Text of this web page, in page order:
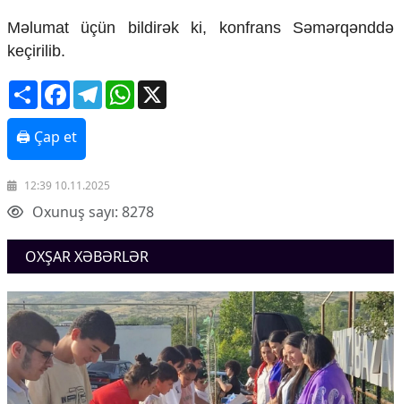
Energetika
Neft-qaz
Kənd təsərrüfatı
Hərbi sənaye
Telekommunikasiya və nəqliyyat
Cəmiyyət
Crossmedia.az - 1 yaş
Siyasət
Məhkəmə və hüquq
Ekologiya
Zəfər - 5
Gənclər və İdman
Media və QHT
Hadisə
Sağlamlıq
Sosium
Məlumat üçün bildirək ki, konfrans Səmərqənddə
keçirilib.
ShareFacebookTelegramWhatsApp
🖨 Çap et
12:39 10.11.2025
Oxunuş sayı: 8278
OXŞAR XƏBƏRLƏR